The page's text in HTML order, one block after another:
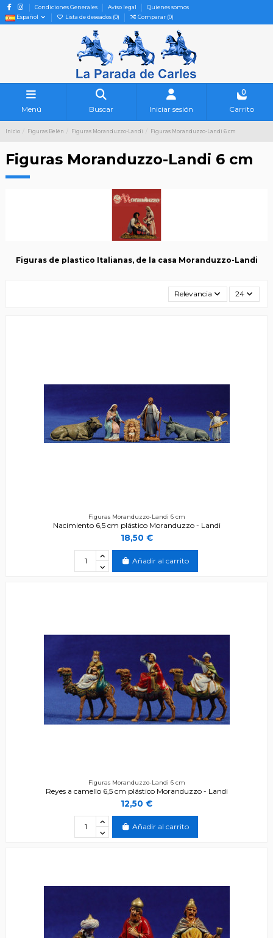
Condiciones Generales Aviso legal
Quienes somos
Español
Lista de deseados (0) Comparar (0)
Menú Buscar Iniciar sesión
0
Carrito
Inicio Figuras Belén Figuras Moranduzzo-Landi Figuras Moranduzzo-Landi 6 cm
Figuras Moranduzzo-Landi 6 cm
Figuras de plastico Italianas, de la casa Moranduzzo-Landi
Relevancia 24
Figuras Moranduzzo-Landi 6 cm
Nacimiento 6,5 cm plástico Moranduzzo - Landi
18,50 €
Añadir al carrito
Figuras Moranduzzo-Landi 6 cm
Reyes a camello 6,5 cm plástico Moranduzzo - Landi
12,50 €
Añadir al carrito